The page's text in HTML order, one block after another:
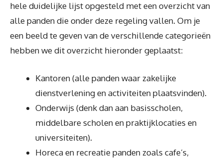
hele duidelijke lijst opgesteld met een overzicht van
alle panden die onder deze regeling vallen. Om je
een beeld te geven van de verschillende categorieën
hebben we dit overzicht hieronder geplaatst:
Kantoren (alle panden waar zakelijke
dienstverlening en activiteiten plaatsvinden).
Onderwijs (denk dan aan basisscholen,
middelbare scholen en praktijklocaties en
universiteiten).
Horeca en recreatie panden zoals cafe’s,